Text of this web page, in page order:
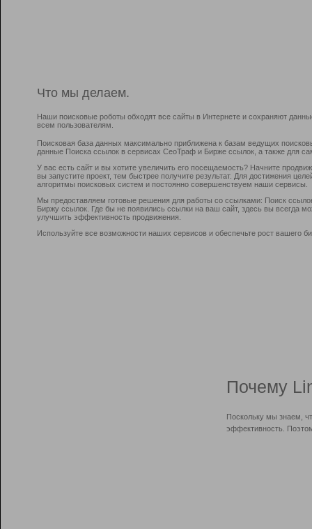
Что мы делаем.
Наши поисковые роботы обходят все сайты в Интернете и сохраняют
всем пользователям.
Поисковая база данных максимально приближена к базам ведущих
данные Поиска ссылок в сервисах СеоТраф и Бирже ссылок, а также для
У вас есть сайт и вы хотите увеличить его посещаемость? Начните
вы запустите проект, тем быстрее получите результат. Для достижения
алгоритмы поисковых систем и постоянно совершенствуем наши сервисы.
Мы предоставляем готовые решения для работы со ссылками: Поиск
Биржу ссылок. Где бы не появились ссылки на ваш сайт, здесь вы всегда
улучшить эффективность продвижения.
Используйте все возможности наших сервисов и обеспечьте рост вашего
Почему
Поскольку мы знаем,
эффективность.